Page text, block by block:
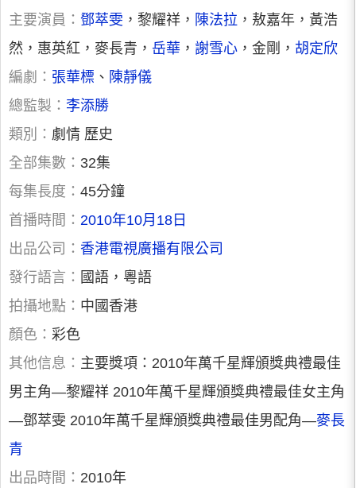
主要演員： 鄧萃雯 ，黎耀祥， 陳法拉 ，敖嘉年，黃浩
然，惠英紅，麥長青， 岳華 ， 謝雪心 ，金剛， 胡定欣
編劇： 張華標 、 陳靜儀
總監製： 李添勝
類別： 劇情 歷史
全部集數： 32集
每集長度： 45分鐘
首播時間： 2010年10月18日
出品公司： 香港電視廣播有限公司
發行語言： 國語，粵語
拍攝地點： 中國香港
顏色： 彩色
其他信息： 主要獎項：2010年萬千星輝頒獎典禮最佳
男主角—黎耀祥 2010年萬千星輝頒獎典禮最佳女主角
—鄧萃雯 2010年萬千星輝頒獎典禮最佳男配角—麥長
青
出品時間： 2010年